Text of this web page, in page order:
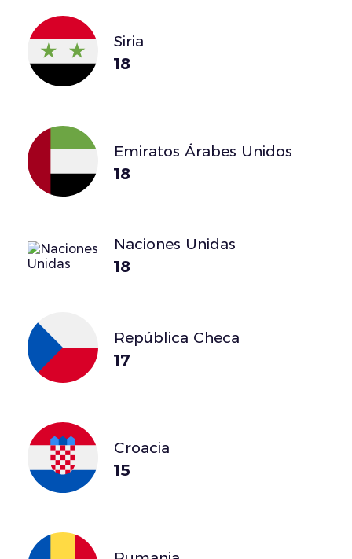
Siria
18
Emiratos Árabes Unidos
18
Naciones Unidas
18
República Checa
17
Croacia
15